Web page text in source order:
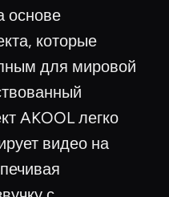
основе
которые
для мировой
AKOOL легко
видео на